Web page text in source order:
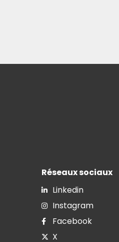
Réseaux sociaux
Linkedin
Instagram
Facebook
X